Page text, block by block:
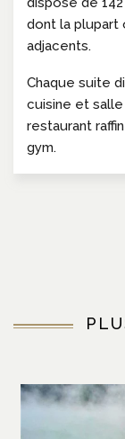
dont la plupart
adjacents.
Chaque suite
cuisine et salle
restaurant
gym.